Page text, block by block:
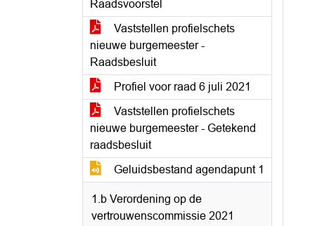
Raadsvoorstel
Vaststellen profielschets
nieuwe burgemeester -
Raadsbesluit
Profiel voor raad 6 juli 2021
Vaststellen profielschets
nieuwe burgemeester - Getekend
raadsbesluit
Geluidsbestand agendapunt 1
1.b Verordening op de
vertrouwenscommissie 2021